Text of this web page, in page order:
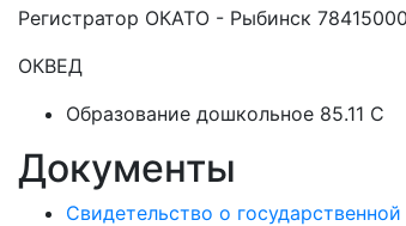
Регистратор ОКАТО - Рыбинск
ОКВЕД
Образование дошкольное 85.11 C
Документы
Свидетельство о